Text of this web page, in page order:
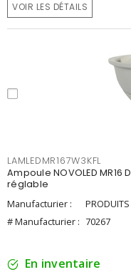
VOIR LES DÉTAILS
LAMLEDMR167W3KFL
Ampoule NOVOLED MR16
réglable
Manufacturier :
# Manufacturier : 70267
En inventaire